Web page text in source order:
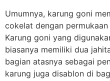
Umumnya, karung goni
cokelat dengan
Karung goni yang
biasanya memiliki dua
bagian atasnya sebagai
karung juga disablon di